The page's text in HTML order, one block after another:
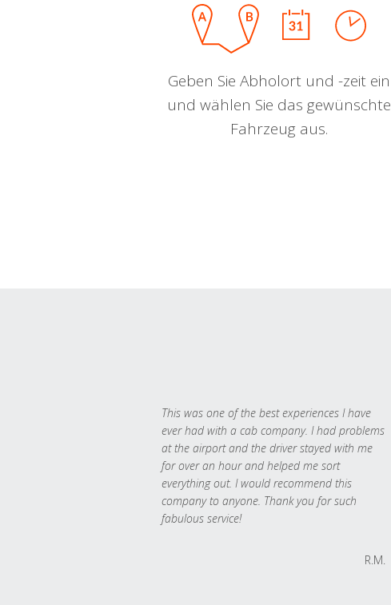
Geben Sie Abholort und -zeit ein
und wählen Sie das gewünschte
Fahrzeug aus.
This was one of the best experiences I have
ever had with a cab company. I had problems
at the airport and the driver stayed with me
for over an hour and helped me sort
everything out. I would recommend this
company to anyone. Thank you for such
fabulous service!
R.M.